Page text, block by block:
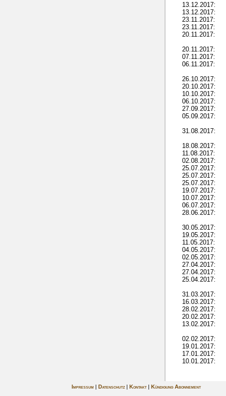
13.12.2017:
13.12.2017:
23.11.2017:
23.11.2017:
20.11.2017:
20.11.2017:
07.11.2017:
06.11.2017:
26.10.2017:
20.10.2017:
10.10.2017:
06.10.2017:
27.09.2017:
05.09.2017:
31.08.2017:
18.08.2017:
11.08.2017:
02.08.2017:
25.07.2017:
25.07.2017:
25.07.2017:
19.07.2017:
10.07.2017:
06.07.2017:
28.06.2017:
30.05.2017:
19.05.2017:
11.05.2017:
04.05.2017:
02.05.2017:
27.04.2017:
27.04.2017:
25.04.2017:
31.03.2017:
16.03.2017:
28.02.2017:
20.02.2017:
13.02.2017:
02.02.2017:
19.01.2017:
17.01.2017:
10.01.2017:
Impressum Datenschutz Kontakt|
Kündigung Abonnement